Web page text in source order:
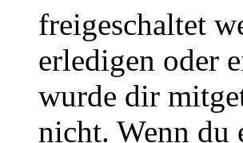
freigeschaltet
erledigen oder
wurde dir
nicht. Wenn du